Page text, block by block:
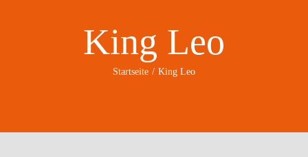
King Leo
Startseite King Leo